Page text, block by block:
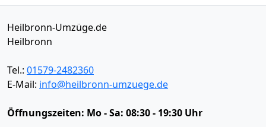
Heilbronn-Umzüge.de
Heilbronn
Tel.: 01579-2482360
E-Mail: info@heilbronn-umzuege.de
Öffnungszeiten: Mo - Sa: 08:30 - 19:30 Uhr